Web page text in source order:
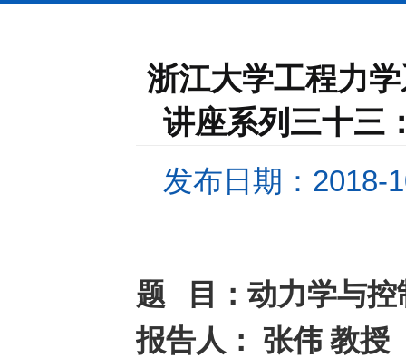
浙江大学工程力
讲座系列三十三
发布日期：2018-
题 目：动力学与控
报告人： 张伟 教